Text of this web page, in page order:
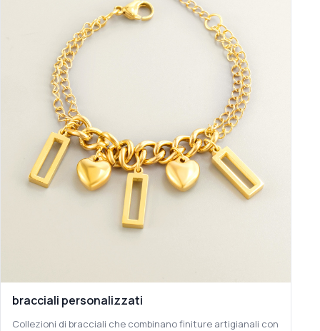
bracciali personalizzati
Collezioni di bracciali che combinano finiture artigianali con